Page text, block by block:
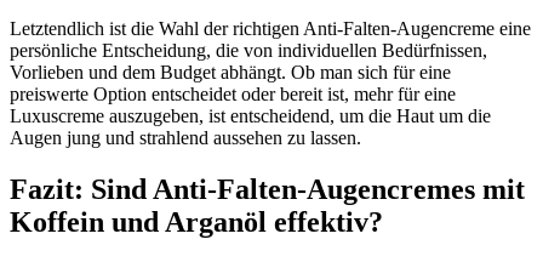
Letztendlich ist die Wahl der richtigen Anti-Falten-Augencreme eine
persönliche Entscheidung, die von individuellen Bedürfnissen,
Vorlieben und dem Budget abhängt. Ob man sich für eine
preiswerte Option entscheidet oder bereit ist, mehr für eine
Luxuscreme auszugeben, ist entscheidend, um die Haut um die
Augen jung und strahlend aussehen zu lassen.
Fazit: Sind Anti-Falten-Augencremes mit
Koffein und Arganöl effektiv?